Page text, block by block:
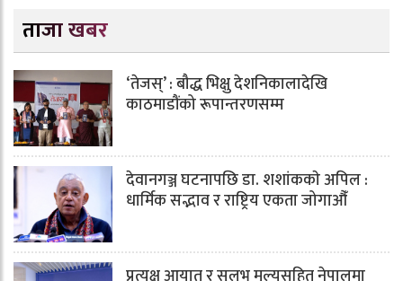
ताजा खबर
‘तेजस्’ : बौद्ध भिक्षु देशनिकालादेखि
काठमाडौंको रूपान्तरणसम्म
देवानगञ्ज घटनापछि डा. शशांककाे अपिल :
धार्मिक सद्भाव र राष्ट्रिय एकता जोगाऔँ